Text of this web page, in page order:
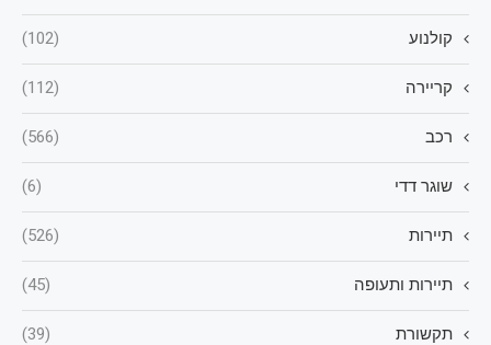
קולנוע (102)
קריירה (112)
רכב (566)
שוגר דדי (6)
תיירות (526)
תיירות ותעופה (45)
תקשורת (39)